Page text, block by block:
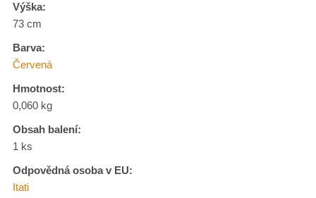
Výška:
73 cm
Barva:
Červená
Hmotnost:
0,060 kg
Obsah balení:
1 ks
Odpovědná osoba v EU:
Itati